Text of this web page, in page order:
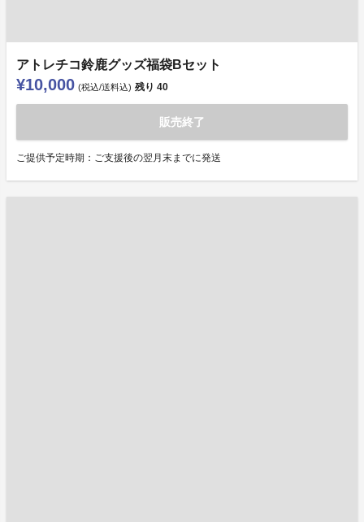
アトレチコ鈴鹿グッズ福袋Bセット
¥10,000 (税込/送料込) 残り 40
販売終了
ご提供予定時期：ご支援後の翌月末までに発送